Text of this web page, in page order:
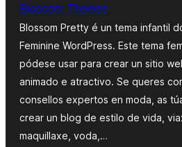
Blossom Themes
Blossom Pretty é un tema infantil
Feminine WordPress. Este tema
pódese usar para crear un sitio
animado e atractivo. Se queres
consellos expertos en moda, as
crear un blog de estilo de vida,
maquillaxe, voda,…